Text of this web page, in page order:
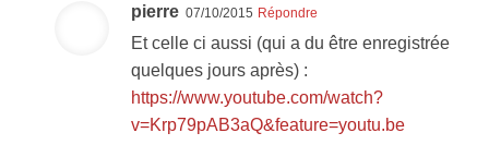
pierre 07/10/2015 Répondre
Et celle ci aussi (qui a du être enregistrée
quelques jours après) :
https://www.youtube.com/watch?
v=Krp79pAB3aQ&feature=youtu.be